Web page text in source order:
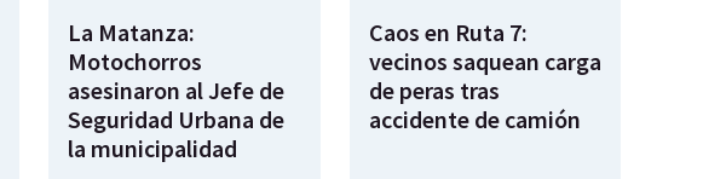
La Matanza:
Motochorros
asesinaron al Jefe de
Seguridad Urbana de
la municipalidad
Caos en Ruta 7:
vecinos saquean carga
de peras tras
accidente de camión